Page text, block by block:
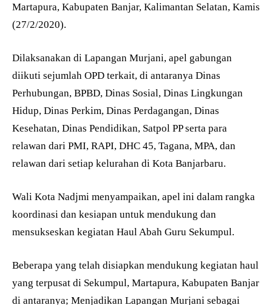
Martapura, Kabupaten Banjar, Kalimantan Selatan, Kamis
(27/2/2020).
Dilaksanakan di Lapangan Murjani, apel gabungan
diikuti sejumlah OPD terkait, di antaranya Dinas
Perhubungan, BPBD, Dinas Sosial, Dinas Lingkungan
Hidup, Dinas Perkim, Dinas Perdagangan, Dinas
Kesehatan, Dinas Pendidikan, Satpol PP serta para
relawan dari PMI, RAPI, DHC 45, Tagana, MPA, dan
relawan dari setiap kelurahan di Kota Banjarbaru.
Wali Kota Nadjmi menyampaikan, apel ini dalam rangka
koordinasi dan kesiapan untuk mendukung dan
mensukseskan kegiatan Haul Abah Guru Sekumpul.
Beberapa yang telah disiapkan mendukung kegiatan haul
yang terpusat di Sekumpul, Martapura, Kabupaten Banjar
di antaranya; Menjadikan Lapangan Murjani sebagai